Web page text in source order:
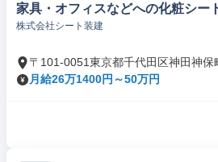
家具・オフィスなどへの化粧シ
株式会社シート装建
〒101-0051東京都千代田区神田神保
月給26万1400円～50万円